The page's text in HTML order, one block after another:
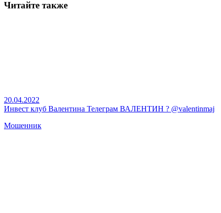
Читайте также
20.04.2022
Инвест клуб Валентина Телеграм ВАЛЕНТИН ? @valentinmaj
Мошенник